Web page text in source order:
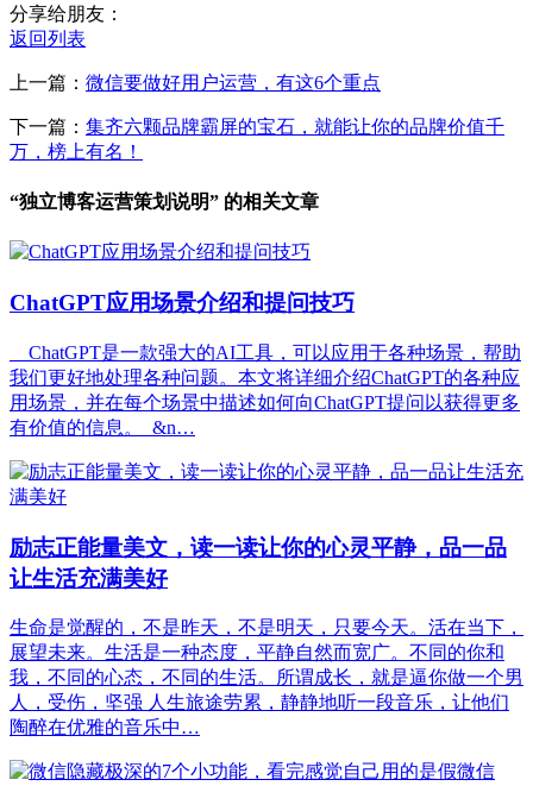
分享给朋友：
返回列表
上一篇： 微信要做好用户运营，有这6个重点
下一篇： 集齐六颗品牌霸屏的宝石，就能让你的品牌价值千
万，榜上有名！
“独立博客运营策划说明” 的相关文章
ChatGPT应用场景介绍和提问技巧
ChatGPT是一款强大的AI工具，可以应用于各种场景，帮助
我们更好地处理各种问题。本文将详细介绍ChatGPT的各种应
用场景，并在每个场景中描述如何向ChatGPT提问以获得更多
有价值的信息。 &n…
励志正能量美文，读一读让你的心灵平静，品一品
让生活充满美好
生命是觉醒的，不是昨天，不是明天，只要今天。活在当下，
展望未来。生活是一种态度，平静自然而宽广。不同的你和
我，不同的心态，不同的生活。所谓成长，就是逼你做一个男
人，受伤，坚强 人生旅途劳累，静静地听一段音乐，让他们
陶醉在优雅的音乐中…